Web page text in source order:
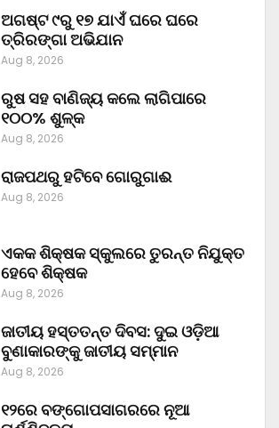
ଅଗଷ୍ଟ ୯ରୁ ୧୭ ଯାଏଁ ଘରେ ଘରେ
ତ୍ରିରଙ୍ଗା ଅଭିଯାନ
Aug 8, 2026
ରୁଷ ସହ ବାଣିଜ୍ୟ କଲେ ଲାଗିପାରେ
୧୦୦% ଶୁଳ୍କ
Aug 8, 2026
ରାଜପଥରୁ ହଟିବେ ଗୋରୁଗାଈ
Aug 8, 2026
ଏକକ ଶିକ୍ଷକ ସ୍କୁଲରେ ତୁରନ୍ତ ନିଯୁକ୍ତ
ହେବେ ଶିକ୍ଷକ
Aug 8, 2026
ଜାତୀୟ ହସ୍ତତନ୍ତ ଦିବସ: ଦୁଇ ଓଡ଼ିଆ
ବୁଣାକାରଙ୍କୁ ଜାତୀୟ ସମ୍ମାନ
Aug 8, 2026
୧୨ରେ ବଙ୍ଗୋପସାଗରରେ ନୂଆ